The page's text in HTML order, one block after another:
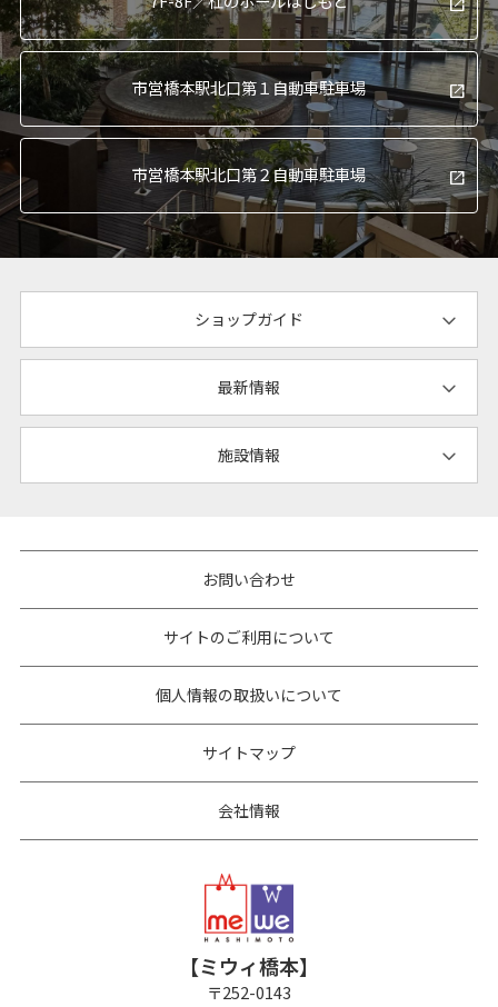
市営橋本駅北口第１自動車駐車場
市営橋本駅北口第２自動車駐車場
ショップガイド
最新情報
施設情報
お問い合わせ
サイトのご利用について
個人情報の取扱いについて
サイトマップ
会社情報
【ミウィ橋本】
〒252-0143